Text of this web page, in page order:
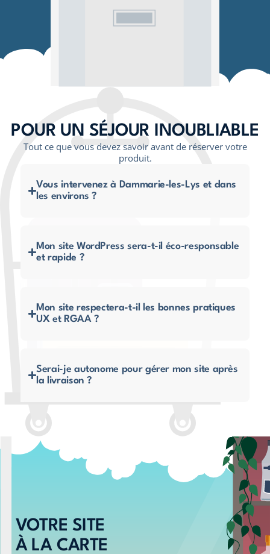
POUR UN SÉJOUR INOUBLIABLE
Tout ce que vous devez savoir avant de réserver votre
produit.
Vous intervenez à Dammarie-les-Lys et dans
les environs ?
Mon site WordPress sera-t-il éco-responsable
et rapide ?
Mon site respectera-t-il les bonnes pratiques
UX et RGAA ?
Serai-je autonome pour gérer mon site après
la livraison ?
VOTRE SITE
À LA CARTE